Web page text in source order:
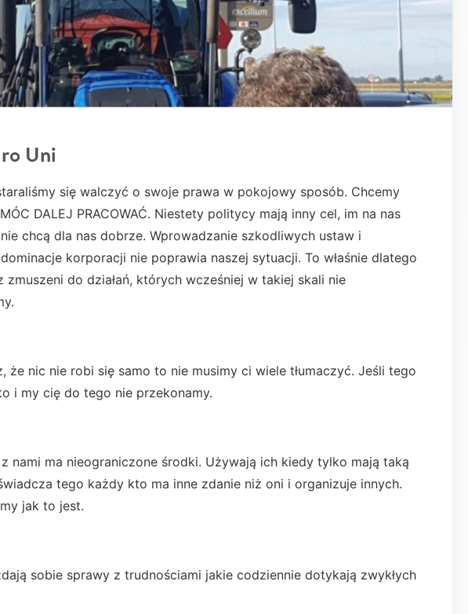
Uni
się walczyć o swoje prawa w pokojowy sposób. Chcemy
DALEJ PRACOWAĆ. Niestety politycy mają inny cel, im na nas
chcą dla nas dobrze. Wprowadzanie szkodliwych ustaw i
korporacji nie poprawia naszej sytuacji. To właśnie dlatego
zmuszeni do działań, których wcześniej w takiej skali nie
że nic nie robi się samo to nie musimy ci wiele tłumaczyć. Jeśli tego
i my cię do tego nie przekonamy.
nami ma nieograniczone środki. Używają ich kiedy tylko mają taką
tego każdy kto ma inne zdanie niż oni i organizuje innych.
jak to jest.
sobie sprawy z trudnościami jakie codziennie dotykają zwykłych